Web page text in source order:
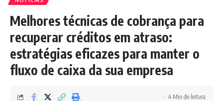
Melhores técnicas de cobrança para
recuperar créditos em atraso:
estratégias eficazes para manter o
fluxo de caixa da sua empresa
4 Min de leitura